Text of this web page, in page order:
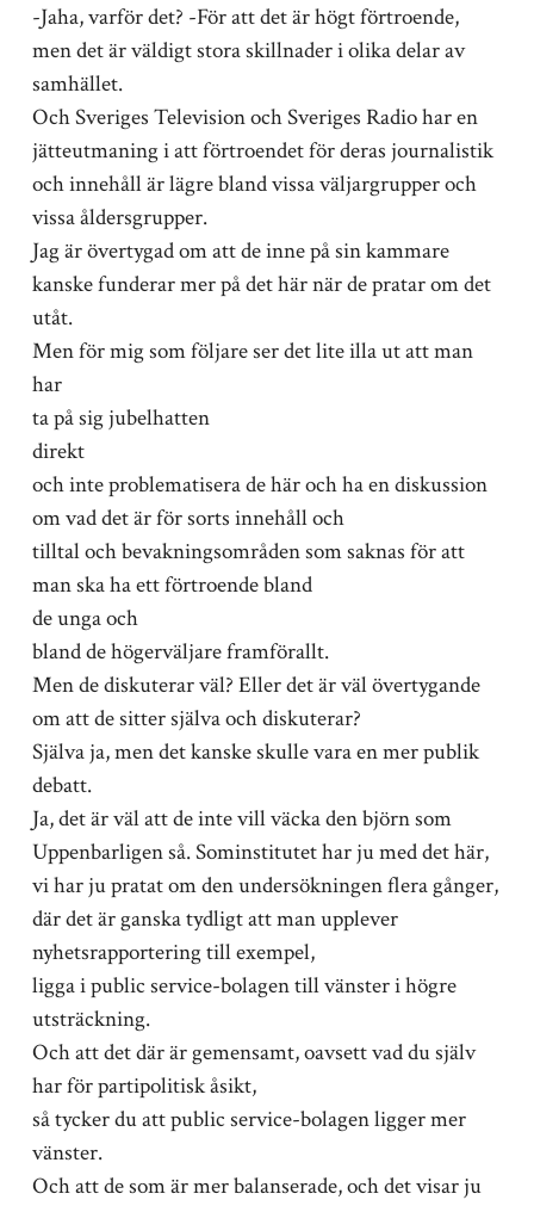
-Jaha, varför det? -För att det är högt förtroende,
men det är väldigt stora skillnader i olika delar av
samhället.
Och Sveriges Television och Sveriges Radio har en
jätteutmaning i att förtroendet för deras journalistik
och innehåll är lägre bland vissa väljargrupper och
vissa åldersgrupper.
Jag är övertygad om att de inne på sin kammare
kanske funderar mer på det här när de pratar om det
utåt.
Men för mig som följare ser det lite illa ut att man
har
ta på sig jubelhatten
direkt
och inte problematisera de här och ha en diskussion
om vad det är för sorts innehåll och
tilltal och bevakningsområden som saknas för att
man ska ha ett förtroende bland
de unga och
bland de högerväljare framförallt.
Men de diskuterar väl? Eller det är väl övertygande
om att de sitter själva och diskuterar?
Själva ja, men det kanske skulle vara en mer publik
debatt.
Ja, det är väl att de inte vill väcka den björn som
Uppenbarligen så. Sominstitutet har ju med det här,
vi har ju pratat om den undersökningen flera gånger,
där det är ganska tydligt att man upplever
nyhetsrapportering till exempel,
ligga i public service-bolagen till vänster i högre
utsträckning.
Och att det där är gemensamt, oavsett vad du själv
har för partipolitisk åsikt,
så tycker du att public service-bolagen ligger mer
vänster.
Och att de som är mer balanserade, och det visar ju